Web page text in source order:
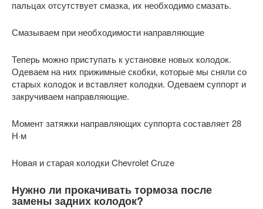
пальцах отсутствует смазка, их необходимо смазать.
Смазываем при необходимости направляющие
Теперь можно приступать к установке новых колодок.
Одеваем на них прижимные скобки, которые мы сняли со
старых колодок и вставляет колодки. Одеваем суппорт и
закручиваем направляющие.
Момент затяжки направляющих суппорта составляет 28
Н·м
Новая и старая колодки Chevrolet Cruze
Нужно ли прокачивать тормоза после
замены задних колодок?